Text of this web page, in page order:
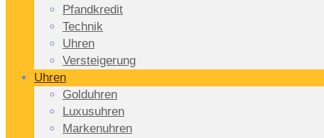
Pfandkredit
Technik
Uhren
Versteigerung
Uhren
Golduhren
Luxusuhren
Markenuhren